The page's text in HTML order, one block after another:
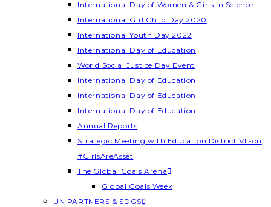
International Day of Women & Girls in Science
International Girl Child Day 2020
International Youth Day 2022
International Day of Education
World Social Justice Day Event
International Day of Education
International Day of Education
International Day of Education
Annual Reports
Strategic Meeting with Education District VI -on
#GirlsAreAsset
The Global Goals Arena
Global Goals Week
UN PARTNERS & SDGS